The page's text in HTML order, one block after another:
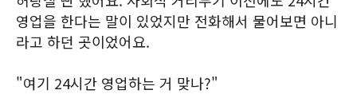
영업을 한다는 말이 있었지만 전화해서 물어보면 아니
라고 하던 곳이었어요.
"여기 24시간 영업하는 거 맞나?"